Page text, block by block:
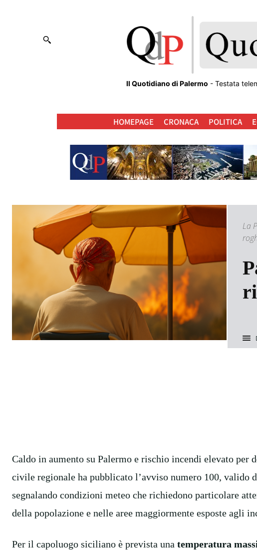
Il Quotidiano di Palermo - Testata
HOMEPAGE CRONACA POLITICA
La
Caldo in aumento su Palermo e rischio incendi elevato per
civile regionale ha pubblicato l’avviso numero 100, valido
segnalando condizioni meteo che richiedono particolare
della popolazione e nelle aree maggiormente esposte agli
Per il capoluogo siciliano è prevista una temperatura